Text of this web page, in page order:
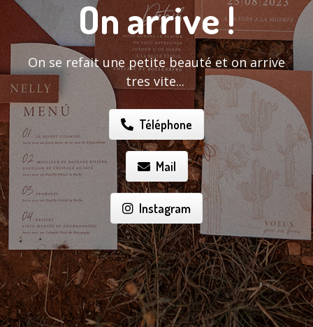
On arrive !
On se refait une petite beauté et on arrive
tres vite...
Téléphone
Mail
Instagram